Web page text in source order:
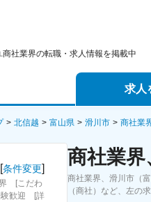
商社業界の転職・求人情報を掲載中
求人
エージェント
スカウトサー
パートナー
北信越 富山県 滑川市 商社業
[条件変更]
[こだわ
験歓迎 [詳
商社業
商社業界、滑川市（
（商社）など、左の